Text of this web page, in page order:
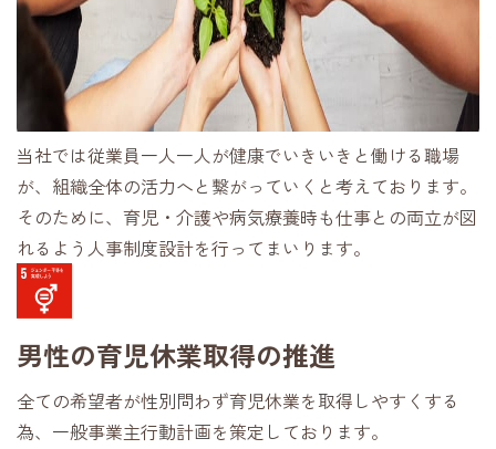
当社では従業員一人一人が健康でいきいきと働ける職場
が、組織全体の活力へと繋がっていくと考えております。
そのために、育児・介護や病気療養時も仕事との両立が図
れるよう人事制度設計を行ってまいります。
男性の育児休業取得の推進
全ての希望者が性別問わず育児休業を取得しやすくする
為、一般事業主行動計画を策定しております。